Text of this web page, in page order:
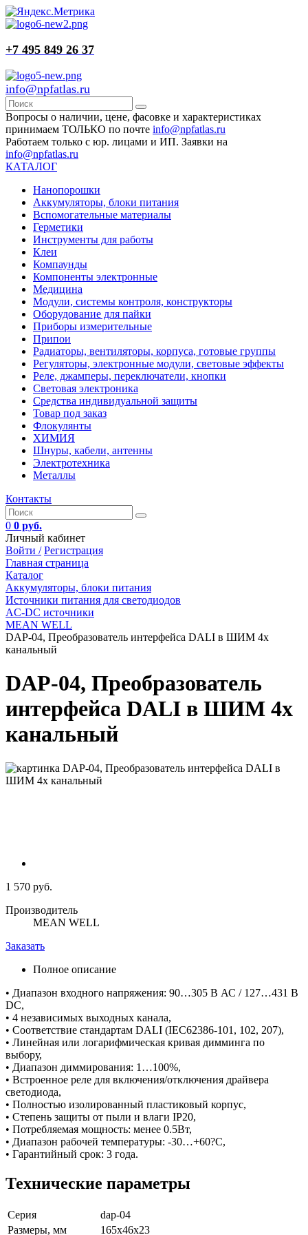
+7 495 849 26 37
info@npfatlas.ru
Вопросы о наличии, цене, фасовке и характеристиках
принимаем ТОЛЬКО по почте info@npfatlas.ru
Работаем только с юр. лицами и ИП. Заявки на
info@npfatlas.ru
КАТАЛОГ
Нанопорошки
Аккумуляторы, блоки питания
Вспомогательные материалы
Герметики
Инструменты для работы
Клеи
Компаунды
Компоненты электронные
Медицина
Модули, системы контроля, конструкторы
Оборудование для пайки
Приборы измерительные
Припои
Радиаторы, вентиляторы, корпуса, готовые группы
Регуляторы, электронные модули, световые эффекты
Реле, джамперы, переключатели, кнопки
Световая электроника
Средства индивидуальной защиты
Товар под заказ
Флокулянты
ХИМИЯ
Шнуры, кабели, антенны
Электротехника
Металлы
Контакты
0 0 руб.
Личный кабинет
Войти / Регистрация
Главная страница
Каталог
Аккумуляторы, блоки питания
Источники питания для светодиодов
AC-DC источники
MEAN WELL
DAP-04, Преобразователь интерфейса DALI в ШИМ 4х
канальный
DAP-04, Преобразователь
интерфейса DALI в ШИМ 4х
канальный
1 570 руб.
Производитель
MEAN WELL
Заказать
Полное описание
• Диапазон входного напряжения: 90…305 В АС / 127…431 В
DC,
• 4 независимых выходных канала,
• Соответствие стандартам DALI (IEC62386-101, 102, 207),
• Линейная или логарифмическая кривая димминга по
выбору,
• Диапазон диммирования: 1…100%,
• Встроенное реле для включения/отключения драйвера
светодиода,
• Полностью изолированный пластиковый корпус,
• Степень защиты от пыли и влаги IP20,
• Потребляемая мощность: менее 0.5Вт,
• Диапазон рабочей температуры: -30…+60?С,
• Гарантийный срок: 3 года.
Технические параметры
Серия
dap-04
Размеры, мм
165x46x23